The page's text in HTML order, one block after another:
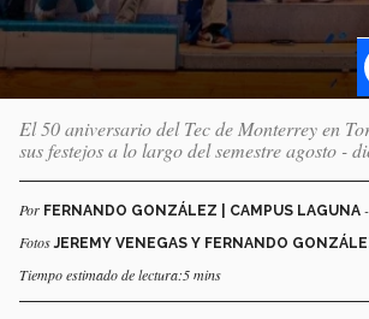
El 50 aniversario del Tec de Monterrey en
sus festejos a lo largo del semestre agosto -
Por FERNANDO GONZÁLEZ | CAMPUS LAGUNA
FotosJEREMY VENEGAS Y FERNANDO
Tiempo estimado de lectura:5 mins